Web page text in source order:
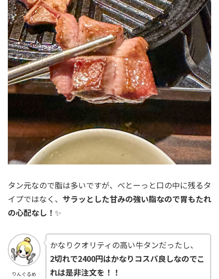
タン元なので脂は多いですが、べとーっと口の中に残るタ
イプではなく、 サラッとした甘みの強い脂なので胃もたれ
の心配なし！ ✨
りんぐるめ
かなりクオリティの高い牛タンだったし、
2切れで2400円はかなりコスパ良しなのでこ
れは是非注文を！！